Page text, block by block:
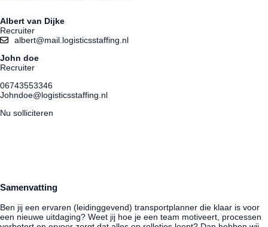
Albert van Dijke
Recruiter
albert@mail.logisticsstaffing.nl
John doe
Recruiter
06743553346
Johndoe@logisticsstaffing.nl
Nu solliciteren
Samenvatting
Ben jij een ervaren (leidinggevend) transportplanner die klaar is voor
een nieuwe uitdaging? Weet jij hoe je een team motiveert, processen